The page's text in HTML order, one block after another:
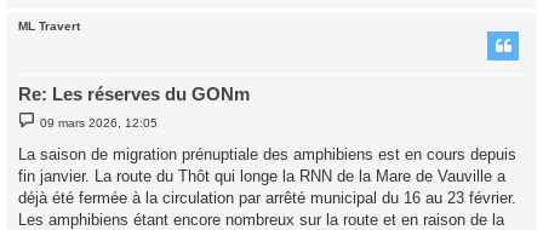
ML Travert
Re: Les réserves du GONm
M
e
s
a
g
e
09 mars 2026, 12:05
La saison de migration prénuptiale des amphibiens est en cours depuis
fin janvier. La route du Thôt qui longe la RNN de la Mare de Vauville a
déjà été fermée à la circulation par arrêté municipal du 16 au 23 février.
Les amphibiens étant encore nombreux sur la route et en raison de la